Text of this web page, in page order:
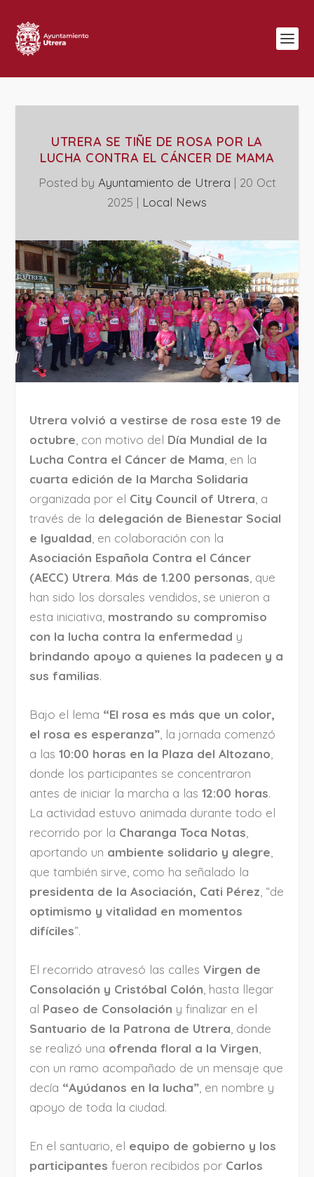
UTRERA SE TIÑE DE ROSA POR LA
LUCHA CONTRA EL CÁNCER DE MAMA
Posted by Ayuntamiento de Utrera | 20 Oct
2025 | Local News
Utrera volvió a vestirse de rosa este 19 de
octubre , con motivo del Día Mundial de la
Lucha Contra el Cáncer de Mama , en la
cuarta edición de la Marcha Solidaria
organizada por el City Council of Utrera , a
través de la delegación de Bienestar Social
e Igualdad , en colaboración con la
Asociación Española Contra el Cáncer
(AECC) Utrera. Más de 1.200 personas , que
han sido los dorsales vendidos, se unieron a
esta iniciativa, mostrando su compromiso
con la lucha contra la enfermedad y
brindando apoyo a quienes la padecen y a
sus familias.
Bajo el lema “El rosa es más que un color,
el rosa es esperanza” , la jornada comenzó
a las10:00 horas en la Plaza del Altozano
donde los participantes se concentraron
antes de iniciar la marcha a las12:00 horas.
La actividad estuvo animada durante todo el
recorrido por la Charanga Toca Notas
aportando un ambiente solidario y alegre
que también sirve, como ha señalado la
presidenta de la Asociación, Cati Pérez , “de
optimismo y vitalidad en momentos
difíciles”.
El recorrido atravesó las callesVirgen de
Consolación y Cristóbal Colón , hasta llegar
al Paseo de Consolación y finalizar en el
Santuario de la Patrona de Utrera , donde
se realizó una ofrenda floral a la Virgen
con un ramo acompañado de un mensaje que
decía “Ayúdanos en la lucha” , en nombre y
apoyo de toda la ciudad.
En el santuario, el equipo de gobierno y los
participantes fueron recibidos por Carlos